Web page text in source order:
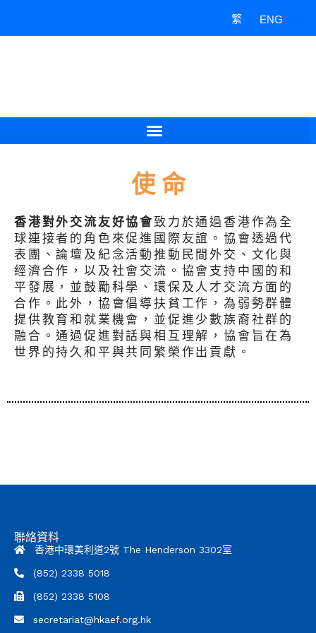
content
繁 ENG
使 命
香港對外交流友好協會致力於通過香港作為全
球連接者的角色來促進國際友誼。協會透過代
表團、論壇及紀念活動推動民間外交、文化與
經濟合作，以及社會交流。協會支持中國的和
平發展，並鼓勵科學、環保及人才交流方面的
合作。此外，協會倡導扶貧工作，為弱勢群體
提供教育和就業機會，並促進少數族裔社群的
融合。通過促進對話與相互理解，協會旨在為
世界的持久和平與共同繁榮作出貢獻。
聯絡資料
香港中環美利道2號 The Henderson 3302室
(852) 2338 5018
(852) 2338 5108
secretariat@hkaef.org.hk